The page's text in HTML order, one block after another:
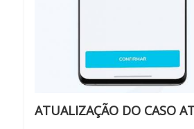
ATUALIZAÇÃO DO CASO